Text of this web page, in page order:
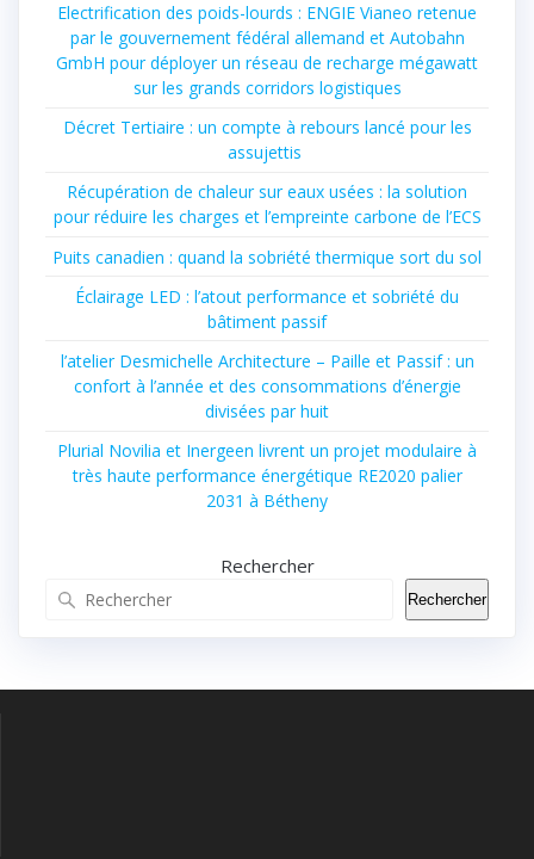
Electrification des poids-lourds : ENGIE Vianeo retenue
par le gouvernement fédéral allemand et Autobahn
GmbH pour déployer un réseau de recharge mégawatt
sur les grands corridors logistiques
Décret Tertiaire : un compte à rebours lancé pour les
assujettis
Récupération de chaleur sur eaux usées : la solution
pour réduire les charges et l’empreinte carbone de l’ECS
Puits canadien : quand la sobriété thermique sort du sol
Éclairage LED : l’atout performance et sobriété du
bâtiment passif
l’atelier Desmichelle Architecture – Paille et Passif : un
confort à l’année et des consommations d’énergie
divisées par huit
Plurial Novilia et Inergeen livrent un projet modulaire à
très haute performance énergétique RE2020 palier
2031 à Bétheny
Rechercher
Rechercher